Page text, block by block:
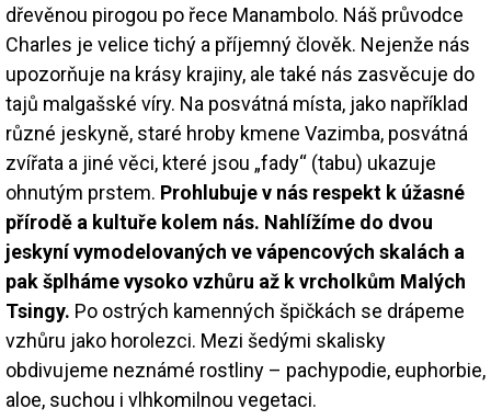
dřevěnou pirogou po řece Manambolo. Náš průvodce
Charles je velice tichý a příjemný člověk. Nejenže nás
upozorňuje na krásy krajiny, ale také nás zasvěcuje do
tajů malgašské víry. Na posvátná místa, jako například
různé jeskyně, staré hroby kmene Vazimba, posvátná
zvířata a jiné věci, které jsou „fady“ (tabu) ukazuje
ohnutým prstem. Prohlubuje v nás respekt k úžasné
přírodě a kultuře kolem nás. Nahlížíme do dvou
jeskyní vymodelovaných ve vápencových skalách a
pak šplháme vysoko vzhůru až k vrcholkům Malých
Tsingy. Po ostrých kamenných špičkách se drápeme
vzhůru jako horolezci. Mezi šedými skalisky
obdivujeme neznámé rostliny – pachypodie, euphorbie,
aloe, suchou i vlhkomilnou vegetaci.